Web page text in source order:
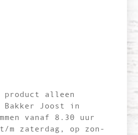
alleen
Joost in
vanaf 8.30 uur
t/m zaterdag, op zon-